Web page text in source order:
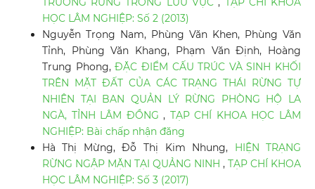
HỌC LÂM NGHIỆP: Số 2 (2013)
Nguyễn Trọng Nam, Phùng Văn Khen, Phùng Văn
Tỉnh, Phùng Văn Khang, Phạm Văn Định, Hoàng
Trung Phong,ĐẶC ĐIỂM CẤU TRÚC VÀ SINH KHỐI
TRÊN MẶT ĐẤT CỦA CÁC TRẠNG THÁI RỪNG TỰ
NHIÊN TẠI BAN QUẢN LÝ RỪNG PHÒNG HỘ LA
NGÀ, TỈNH LÂM ĐỒNG, TẠP CHÍ KHOA HỌC LÂM
NGHIỆP: Bài chấp nhận đăng
Hà Thị Mừng, Đỗ Thị Kim Nhung,
HIỆN TRẠNG
RỪNG NGẬP MẶN TẠI QUẢNG NINH,TẠP CHÍ KHOA
HỌC LÂM NGHIỆP: Số 3 (2017)